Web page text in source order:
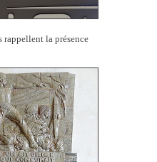
rappellent la présence